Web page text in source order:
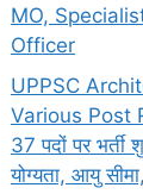
MO,
Officer
UPPSC
Various Post
37 पदों पर
योग्यता, आयु